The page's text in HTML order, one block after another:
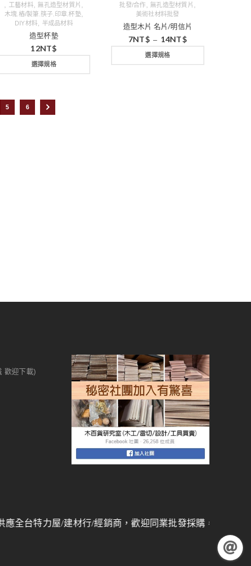
工藝材料, 無孔造型材質片
木塊.樁/製筆.筷子.印章.杯墊,
DIY材料 半成品材料
造型杯墊
12NT$
選擇規格
批發/合作 無孔造型材質片
美術社材料批發
造型木片 名片/明信片
7NT$ – 14NT$
選擇規格
5 6
歡迎下載)
屋/建材行/經銷商，歡迎同業批發採購，量大另有折扣